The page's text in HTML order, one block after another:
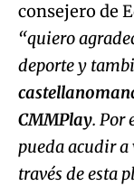
consejero de
“quiero
deporte y
CMMPlay. Por
pueda acudir a
través de esta